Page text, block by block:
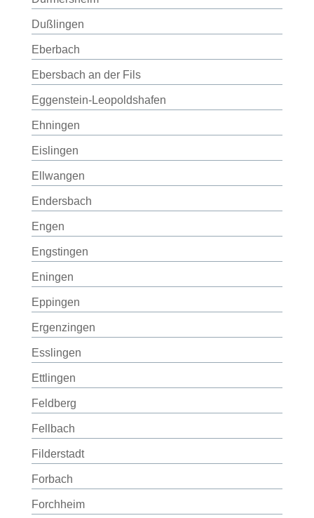
Dußlingen
Eberbach
Ebersbach an der Fils
Eggenstein-Leopoldshafen
Ehningen
Eislingen
Ellwangen
Endersbach
Engen
Engstingen
Eningen
Eppingen
Ergenzingen
Esslingen
Ettlingen
Feldberg
Fellbach
Filderstadt
Forbach
Forchheim